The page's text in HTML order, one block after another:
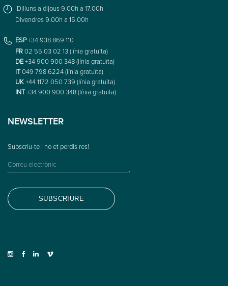
Dilluns a dijous 9.00h a 17.00h
Divendres 9.00h a 15.00h
ESP+34 938 869 110
FR02 55 03 02 13 (línia gratuïta)
DE+34 900 900 348 (línia gratuïta)
IT049 798 6224 (línia gratuïta)
UK+44 1172 050 739 (línia gratuïta)
INT+34 900 900 348 (línia gratuïta)
NEWSLETTER